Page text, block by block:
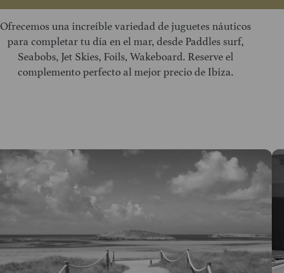
Ofrecemos una increíble variedad de juguetes náuticos
para completar tu día en el mar, desde Paddles surf,
Seabobs, Jet Skies, Foils, Wakeboard. Reserve el
complemento perfecto al mejor precio de Ibiza.